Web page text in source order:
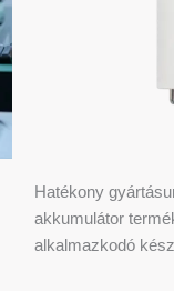
Hatékony
akkumulátor
alkalmazkodó